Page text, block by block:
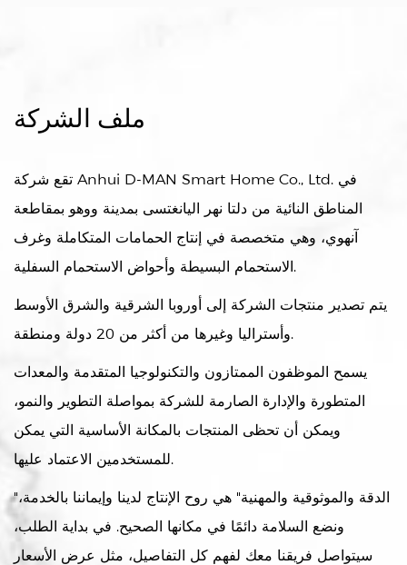
ملف الشركة
تقع شركة Anhui D-MAN Smart Home Co., Ltd. في
المناطق النائية من دلتا نهر اليانغتسى بمدينة ووهو بمقاطعة
آنهوي، وهي متخصصة في إنتاج الحمامات المتكاملة وغرف
الاستحمام البسيطة وأحواض الاستحمام السفلية.
يتم تصدير منتجات الشركة إلى أوروبا الشرقية والشرق الأوسط
وأستراليا وغيرها من أكثر من 20 دولة ومنطقة.
يسمح الموظفون الممتازون والتكنولوجيا المتقدمة والمعدات
المتطورة والإدارة الصارمة للشركة بمواصلة التطوير والنمو،
ويمكن أن تحظى المنتجات بالمكانة الأساسية التي يمكن
للمستخدمين الاعتماد عليها.
"الدقة والموثوقية والمهنية" هي روح الإنتاج لدينا وإيماننا بالخدمة،
ونضع السلامة دائمًا في مكانها الصحيح. في بداية الطلب،
سيتواصل فريقنا معك لفهم كل التفاصيل، مثل عرض الأسعار